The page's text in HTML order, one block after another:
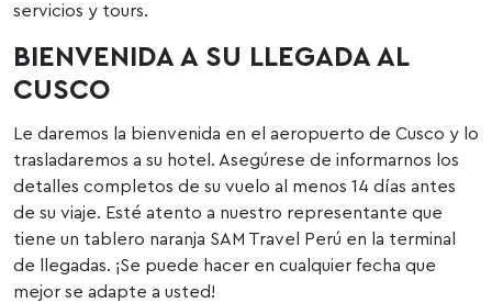
servicios y tours.
BIENVENIDA A SU LLEGADA AL
CUSCO
Le daremos la bienvenida en el aeropuerto de Cusco y lo
trasladaremos a su hotel. Asegúrese de informarnos los
detalles completos de su vuelo al menos 14 días antes
de su viaje. Esté atento a nuestro representante que
tiene un tablero naranja SAM Travel Perú en la terminal
de llegadas. ¡Se puede hacer en cualquier fecha que
mejor se adapte a usted!